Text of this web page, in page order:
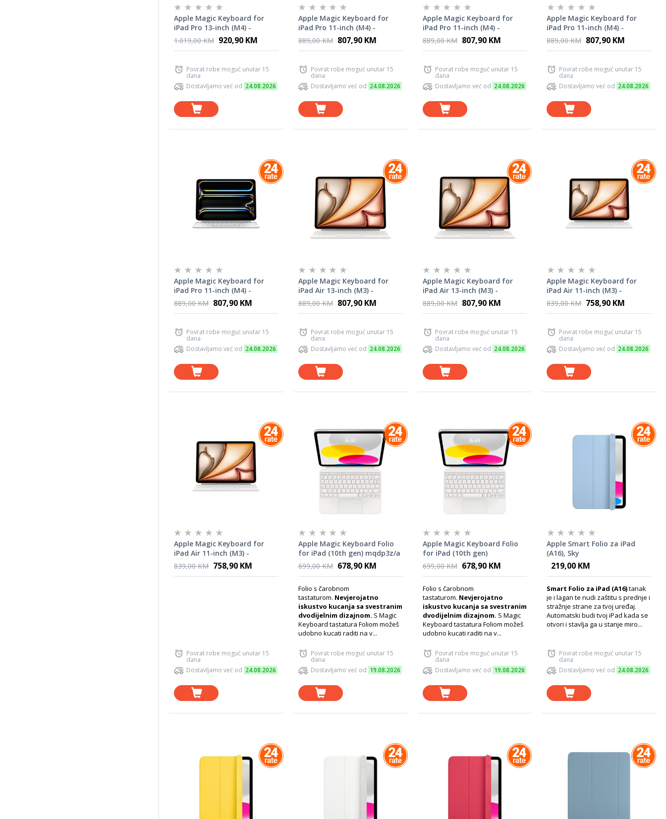
Apple Magic Keyboard for
iPad Pro 13-inch (M4) -
International English - White
1.019,00 KM 920,90 KM
Povrat robe moguć unutar 15
dana
Dostavljamo već od 24.08.2026
Apple Magic Keyboard for
iPad Pro 11-inch (M4) -
International English - Black
889,00 KM 807,90 KM
Povrat robe moguć unutar 15
dana
Dostavljamo već od 24.08.2026
Apple Magic Keyboard for
iPad Pro 11-inch (M4) -
International English - White
889,00 KM 807,90 KM
Povrat robe moguć unutar 15
dana
Dostavljamo već od 24.08.2026
Apple Magic Keyboard for
iPad Pro 11-inch (M4) -
Croatian - Black
889,00 KM 807,90 KM
Povrat robe moguć unutar 15
dana
Dostavljamo već od 24.08.2026
Apple Magic Keyboard for
iPad Pro 11-inch (M4) -
Croatian - White
889,00 KM 807,90 KM
Povrat robe moguć unutar 15
dana
Dostavljamo već od 24.08.2026
Apple Magic Keyboard for
iPad Air 13-inch (M3) -
International English - White
889,00 KM 807,90 KM
Povrat robe moguć unutar 15
dana
Dostavljamo već od 24.08.2026
Apple Magic Keyboard for
iPad Air 13-inch (M3) -
Croatian - White
889,00 KM 807,90 KM
Povrat robe moguć unutar 15
dana
Dostavljamo već od 24.08.2026
Apple Magic Keyboard for
iPad Air 11-inch (M3) -
Croatian - White
839,00 KM 758,90 KM
Povrat robe moguć unutar 15
dana
Dostavljamo već od 24.08.2026
Apple Magic Keyboard for
iPad Air 11-inch (M3) -
International English - White
839,00 KM 758,90 KM
Povrat robe moguć unutar 15
dana
Dostavljamo već od 24.08.2026
Apple Magic Keyboard Folio
for iPad (10th gen) mqdp3z/a
- International English
699,00 KM 678,90 KM
Folio s čarobnom
tastaturom. Nevjerojatno
iskustvo kucanja sa svestranim
dvodijelnim dizajnom. S Magic
Keyboard tastatura Foliom možeš
udobno kucati raditi na v...
Povrat robe moguć unutar 15
dana
Dostavljamo već od 19.08.2026
Apple Magic Keyboard Folio
for iPad (10th gen)
mqdp3cr/a - Croatian
699,00 KM 678,90 KM
Folio s čarobnom
tastaturom. Nevjerojatno
iskustvo kucanja sa svestranim
dvodijelnim dizajnom. S Magic
Keyboard tastatura Foliom možeš
udobno kucati raditi na v...
Povrat robe moguć unutar 15
dana
Dostavljamo već od 19.08.2026
Apple Smart Folio za iPad
(A16), Sky
219,00 KM
Smart Folio za iPad (A16)tanak
je i lagan te nudi zaštitu s prednje i
stražnje strane za tvoj uređaj.
Automatski budi tvoj iPad kada se
otvori i stavlja ga u stanje miro...
Povrat robe moguć unutar 15
dana
Dostavljamo već od 24.08.2026